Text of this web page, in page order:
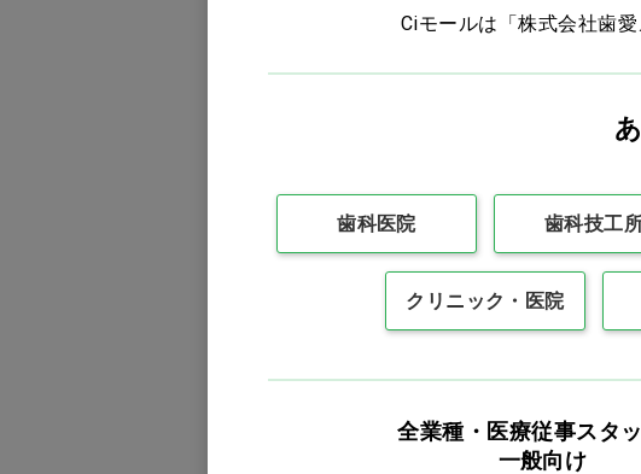
価格：ログイン後表示
S M
Ciニ
300
価
Ciモールは「株式会社歯
歯科医院 歯科技工
クリニック・医院
全業種・医療従事スタ
一般向け